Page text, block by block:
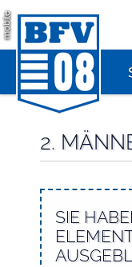
mobile
2.
SIE